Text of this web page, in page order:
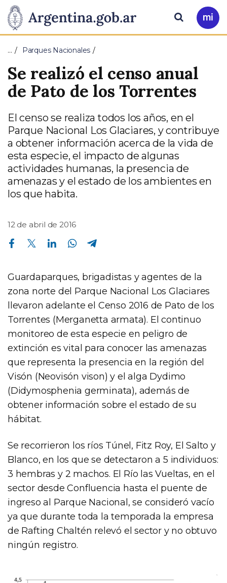
Presidencia
de
la
Nación
Pasar al contenido principal
Ir
a
Buscar
… Parques Nacionales
Se realizó el censo anual
de Pato de los Torrentes
El censo se realiza todos los años, en el
Parque Nacional Los Glaciares, y contribuye
a obtener información acerca de la vida de
esta especie, el impacto de algunas
actividades humanas, la presencia de
amenazas y el estado de los ambientes en
los que habita.
12 de abril de 2016
Compartir en Facebook Compartir en Twitter Compartir en Linkedin Compartir en Whatsapp
Guardaparques, brigadistas y agentes de la
zona norte del Parque Nacional Los Glaciares
llevaron adelante el Censo 2016 de Pato de los
Torrentes (Merganetta armata). El continuo
monitoreo de esta especie en peligro de
extinción es vital para conocer las amenazas
que representa la presencia en la región del
Visón (Neovisón vison) y el alga Dydimo
(Didymosphenia germinata), además de
obtener información sobre el estado de su
hábitat.
Se recorrieron los ríos Túnel, Fitz Roy, El Salto y
Blanco, en los que se detectaron a 5 individuos:
3 hembras y 2 machos. El Río las Vueltas, en el
sector desde Confluencia hasta el puente de
ingreso al Parque Nacional, se consideró vacío
ya que durante toda la temporada la empresa
de Rafting Chaltén relevó el sector y no obtuvo
ningún registro.